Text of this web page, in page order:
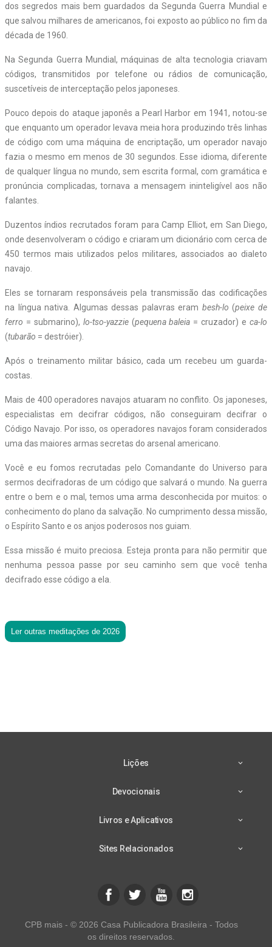
dos segredos mais bem guardados da Segunda Guerra Mundial e
que salvou milhares de americanos, foi exposto ao público no fim da
década de 1960.
Na Segunda Guerra Mundial, máquinas de alta tecnologia criavam
códigos, transmitidos por telefone ou rádios de comunicação,
suscetíveis de interceptação pelos japoneses.
Pouco depois do ataque japonês a Pearl Harbor em 1941, notou-se
que enquanto um operador levava meia hora produzindo três linhas
de código com uma máquina de encriptação, um operador navajo
fazia o mesmo em menos de 30 segundos. Esse idioma, diferente
de qualquer língua no mundo, sem escrita formal, com gramática e
pronúncia complicadas, tornava a mensagem ininteligível aos não
falantes.
Duzentos índios recrutados foram para Camp Elliot, em San Diego,
onde desenvolveram o código e criaram um dicionário com cerca de
450 termos mais utilizados pelos militares, associados ao dialeto
navajo.
Eles se tornaram responsáveis pela transmissão das codificações
na língua nativa. Algumas dessas palavras eram besh-lo(peixe de
ferro = submarino), lo-tso-yazzie (pequena baleia = cruzador) eca-lo
(tubarão = destróier).
Após o treinamento militar básico, cada um recebeu um guarda-
costas.
Mais de 400 operadores navajos atuaram no conflito. Os japoneses,
especialistas em decifrar códigos, não conseguiram decifrar o
Código Navajo. Por isso, os operadores navajos foram considerados
uma das maiores armas secretas do arsenal americano.
Você e eu fomos recrutadas pelo Comandante do Universo para
sermos decifradoras de um código que salvará o mundo. Na guerra
entre o bem e o mal, temos uma arma desconhecida por muitos: o
conhecimento do plano da salvação. No cumprimento dessa missão,
o Espírito Santo e os anjos poderosos nos guiam.
Essa missão é muito preciosa. Esteja pronta para não permitir que
nenhuma pessoa passe por seu caminho sem que você tenha
decifrado esse código a ela.
Ler outras meditações de 2026
Lições
Devocionais
Livros e Aplicativos
Sites Relacionados
CPB mais - © 2026 Casa Publicadora Brasileira - Todos
os direitos reservados.